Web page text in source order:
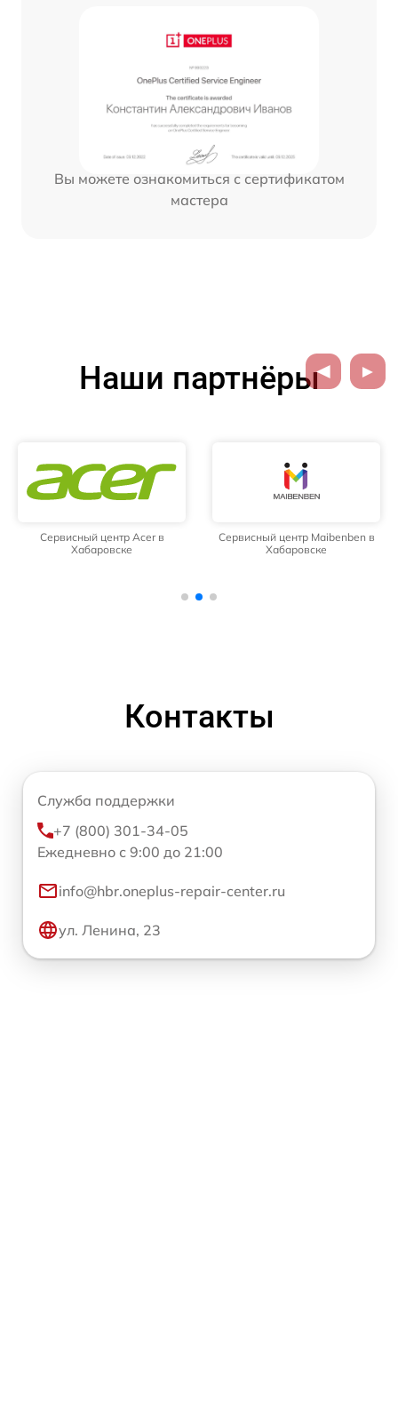
Вы можете ознакомиться с сертификатом
мастера
Наши партнёры
Сервисный центр Acer в
Хабаровске
Сервисный центр Maibenben в
Хабаровске
Контакты
Служба поддержки
+7 (800) 301-34-05
Ежедневно с 9:00 до 21:00
info@hbr.oneplus-repair-center.ru
ул. Ленина, 23